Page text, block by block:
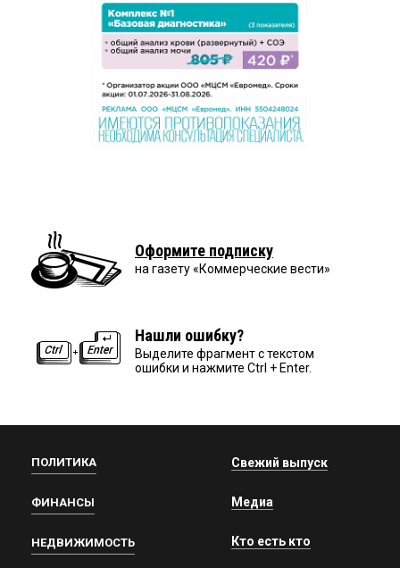
Оформите подписку
на газету «Коммерческие вести»
Нашли ошибку?
Выделите фрагмент с текстом
ошибки и нажмите Ctrl + Enter.
ПОЛИТИКА
ФИНАНСЫ
НЕДВИЖИМОСТЬ
Свежий выпуск
Медиа
Кто есть кто